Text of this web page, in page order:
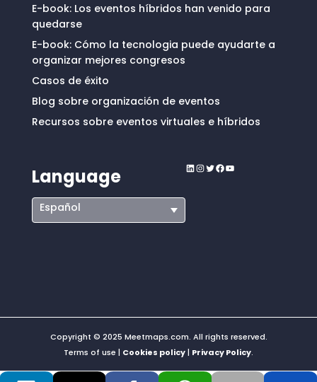
E-book: Los eventos híbridos han venido para
quedarse
E-book: Cómo la tecnologia puede ayudarte a
organizar mejores congresos
Casos de éxito
Blog sobre organización de eventos
Recursos sobre eventos virtuales e híbridos
Language
Español
LinkedIn
Instagram
Twitter
Facebook
YouTube
Copyright © 2025 Meetmaps.com. All rights reserved.
Terms of use | Cookies policy| Privacy Policy.